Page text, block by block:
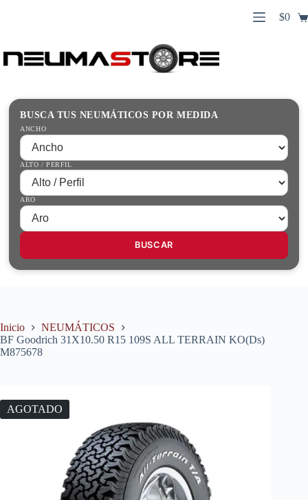
productosInicio
Guías Prácticas
Tienda
Carro
$0
BUSCA TUS NEUMÁTICOS POR MEDIDA
ANCHO
ALTO / PERFIL
ARO
BUSCAR
Inicio
NEUMÁTICOS
BF Goodrich 31X10.50 R15 109S ALL TERRAIN KO(Ds)
M875678
AGOTADO